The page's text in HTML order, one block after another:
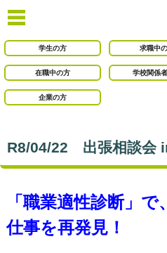
学生の方 求職中
在職中の方 学校関係
企業の方
R8/04/22 出張相談会
「職業適性診断」
仕事を再発見！